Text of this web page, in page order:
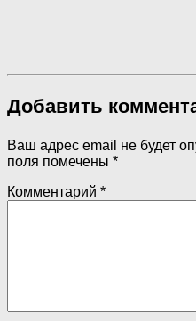
Добавить
Ваш адрес email не будет
поля помечены *
Комментарий *